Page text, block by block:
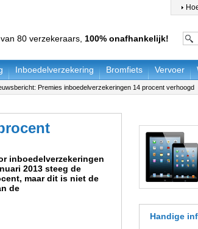
80 verzekeraars, 100% onafhankelijk!
Inboedelverzekering Bromfiets Vervoer
Premies inboedelverzekeringen 14 procent verhoogd
inboedelverzekeringen
2013 steeg de
maar dit is niet de
de
Handige